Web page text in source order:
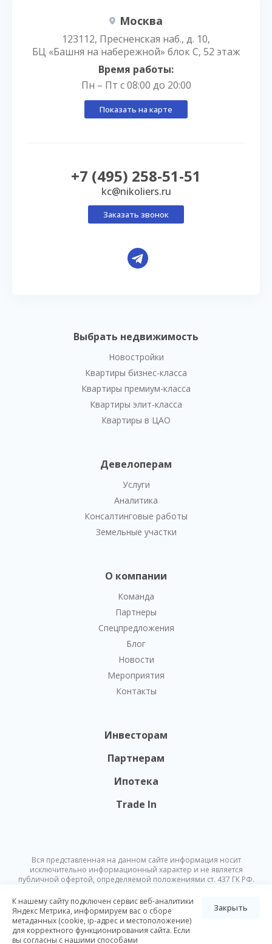
Выбрать недвижимость
Новостройки
Квартиры бизнес-класса
Квартиры премиум-класса
Квартиры элит-класса
Квартиры в ЦАО
Девелоперам
Услуги
Аналитика
Консалтинговые работы
Земельные участки
О компании
Команда
Партнеры
Спецпредложения
Блог
Новости
Мероприятия
Контакты
Инвесторам
Партнерам
Ипотека
Trade In
Москва
123112, Пресненская наб., д. 10,
БЦ «Башня на набережной» блок С, 52 этаж
Время работы:
Пн – Пт с 08:00 до 20:00
Показать на карте
+7 (495) 258-51-51
kc@nikoliers.ru
Заказать звонок
Вся представленная на данном сайте информация носит
исключительно информационный характер и не является
публичной офертой, определяемой положениями ст. 437 ГК РФ.
изменена в любое время без предварительного уведомления.
© Nikoliers 2026
Положение об обработке персональных данных
К нашему сайту подключен сервис веб-аналитики
Яндекс Метрика, информируем вас о сборе
метаданных (cookie, ip-адрес и местоположение)
для корректного функционирования сайта. Если
вы согласны с нашими способами
Закрыть